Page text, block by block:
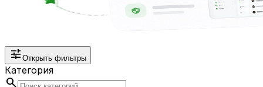
tune Открыть фильтры
Категория
search